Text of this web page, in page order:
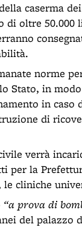
caserma
di oltre 50.000
norme
Stato, in
in caso
di
verrà
per la
le cliniche
“a prova di
del palazzo